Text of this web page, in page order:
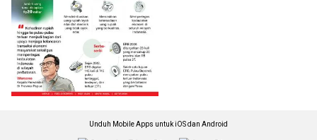
Unduh Mobile Apps untuk iOS dan Android